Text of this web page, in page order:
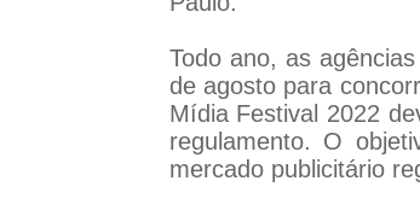
Todo ano, as
de agosto para
Mídia Festival 2022
regulamento. O
mercado publicitário